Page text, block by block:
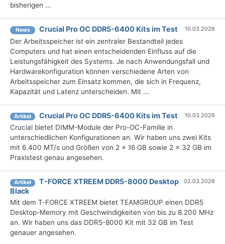
bisherigen ...
News Crucial Pro OC DDR5-6400 Kits im Test 10.03.2026
Der Arbeitsspeicher ist ein zentraler Bestandteil jedes
Computers und hat einen entscheidenden Einfluss auf die
Leistungsfähigkeit des Systems. Je nach Anwendungsfall und
Hardwarekonfiguration können verschiedene Arten von
Arbeitsspeicher zum Einsatz kommen, die sich in Frequenz,
Kapazität und Latenz unterscheiden. Mit ...
Artikel Crucial Pro OC DDR5-6400 Kits im Test 10.03.2026
Crucial bietet DIMM-Module der Pro-OC-Familie in
unterschiedlichen Konfigurationen an. Wir haben uns zwei Kits
mit 6.400 MT/s und Größen von 2 x 16 GB sowie 2 x 32 GB im
Praxistest genau angesehen.
Artikel
T-FORCE XTREEM DDR5-8000 Desktop
Black
02.03.2026
Mit dem T-FORCE XTREEM bietet TEAMGROUP einen DDR5
Desktop-Memory mit Geschwindigkeiten von bis zu 8.200 MHz
an. Wir haben uns das DDR5-8000 Kit mit 32 GB im Test
genauer angesehen.